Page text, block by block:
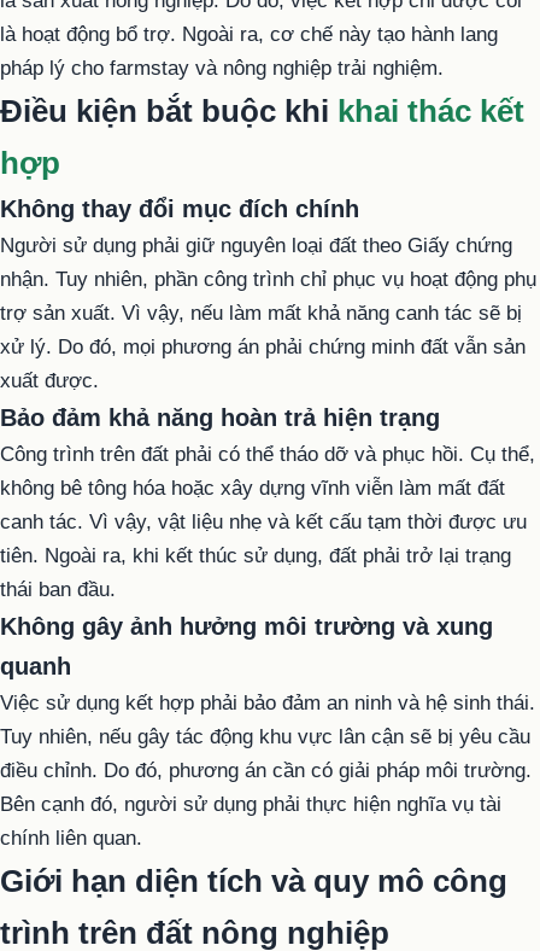
là hoạt động bổ trợ. Ngoài ra, cơ chế này tạo hành lang
pháp lý cho farmstay và nông nghiệp trải nghiệm.
Điều kiện bắt buộc khi khai thác kết
hợp
Không thay đổi mục đích chính
Người sử dụng phải giữ nguyên loại đất theo Giấy chứng
nhận. Tuy nhiên, phần công trình chỉ phục vụ hoạt động phụ
trợ sản xuất. Vì vậy, nếu làm mất khả năng canh tác sẽ bị
xử lý. Do đó, mọi phương án phải chứng minh đất vẫn sản
xuất được.
Bảo đảm khả năng hoàn trả hiện trạng
Công trình trên đất phải có thể tháo dỡ và phục hồi. Cụ thể,
không bê tông hóa hoặc xây dựng vĩnh viễn làm mất đất
canh tác. Vì vậy, vật liệu nhẹ và kết cấu tạm thời được ưu
tiên. Ngoài ra, khi kết thúc sử dụng, đất phải trở lại trạng
thái ban đầu.
Không gây ảnh hưởng môi trường và xung
quanh
Việc sử dụng kết hợp phải bảo đảm an ninh và hệ sinh thái.
Tuy nhiên, nếu gây tác động khu vực lân cận sẽ bị yêu cầu
điều chỉnh. Do đó, phương án cần có giải pháp môi trường.
Bên cạnh đó, người sử dụng phải thực hiện nghĩa vụ tài
chính liên quan.
Giới hạn diện tích và quy mô công
trình trên đất nông nghiệp